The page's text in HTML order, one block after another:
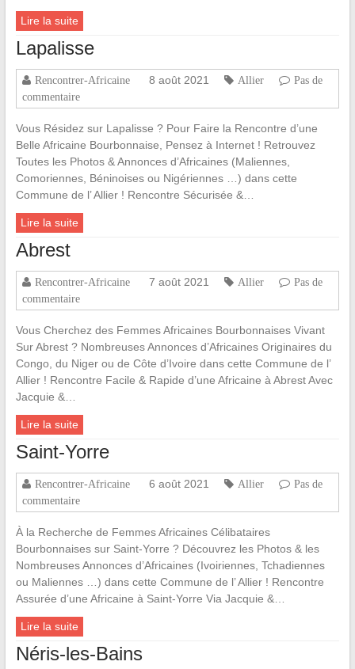
Lire la suite
Lapalisse
Rencontrer-Africaine 8 août 2021 Allier
Pas de
commentaire
Vous Résidez sur Lapalisse ? Pour Faire la Rencontre d’une
Belle Africaine Bourbonnaise, Pensez à Internet ! Retrouvez
Toutes les Photos & Annonces d’Africaines (Maliennes,
Comoriennes, Béninoises ou Nigériennes …) dans cette
Commune de l’ Allier ! Rencontre Sécurisée &…
Lire la suite
Abrest
Rencontrer-Africaine 7 août 2021 Allier
Pas de
commentaire
Vous Cherchez des Femmes Africaines Bourbonnaises Vivant
Sur Abrest ? Nombreuses Annonces d’Africaines Originaires du
Congo, du Niger ou de Côte d’Ivoire dans cette Commune de l’
Allier ! Rencontre Facile & Rapide d’une Africaine à Abrest Avec
Jacquie &…
Lire la suite
Saint-Yorre
Rencontrer-Africaine 6 août 2021 Allier
Pas de
commentaire
À la Recherche de Femmes Africaines Célibataires
Bourbonnaises sur Saint-Yorre ? Découvrez les Photos & les
Nombreuses Annonces d’Africaines (Ivoiriennes, Tchadiennes
ou Maliennes …) dans cette Commune de l’ Allier ! Rencontre
Assurée d’une Africaine à Saint-Yorre Via Jacquie &…
Lire la suite
Néris-les-Bains